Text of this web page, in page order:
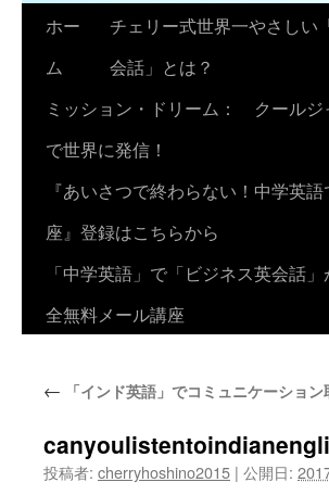
キ
プ
ホー
ム
チェリー式世界一やさしい
会話」とは？
ミッション・ドリーム： クールジ
で世界に発信！
『あいさつで終わらない！中学英
座』登録はこちらから
「中学英語」で「ビジネス英会話
全無料メール講座
← 「インド英語」でコミュニケーション
投稿者: cherryhoshino2015 | 公開日: